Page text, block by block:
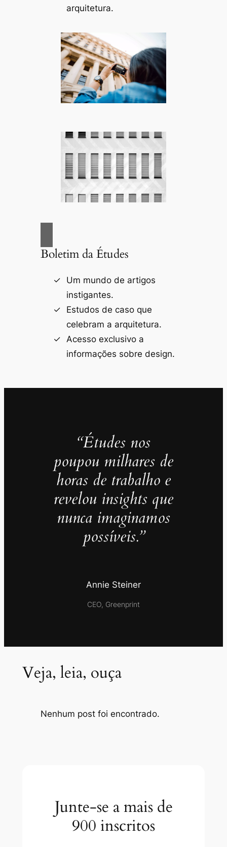
arquitetura.
Boletim da Études
Um mundo de artigos
instigantes.
Estudos de caso que
celebram a arquitetura.
Acesso exclusivo a
informações sobre design.
“Études nos
poupou milhares de
horas de trabalho e
revelou insights que
nunca imaginamos
possíveis.”
Annie Steiner
CEO, Greenprint
Veja, leia, ouça
Nenhum post foi encontrado.
Junte-se a mais de
900 inscritos